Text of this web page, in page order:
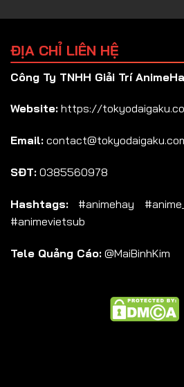
ĐỊA CHỈ LIÊN HỆ
Công Ty TNHH Giải Trí
Website: https://
Email:
SĐT: 0385560978
Hashtags: #animehay
#animevietsub
Tele Quảng Cáo: @MaiBinhKim